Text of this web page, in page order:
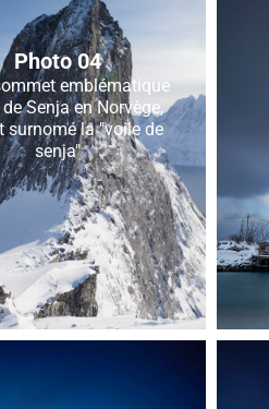
Photo 04
emblématique
Senja en Norvège,
surnomé la "voile de
senja"